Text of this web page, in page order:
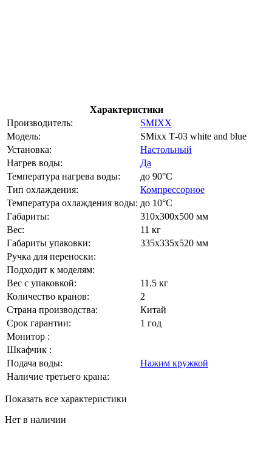
Характеристики
Производитель:
SMIXX
Модель:
SMixx Т-03 white and blue
Установка:
Настольный
Нагрев воды:
Да
Температура нагрева воды:
до 90°С
Тип охлаждения:
Компрессорное
Температура охлаждения воды: до 10°С
Габариты:
310х300х500 мм
Вес:
11 кг
Габариты упаковки:
335х335х520 мм
Ручка для переноски:
Подходит к моделям:
Вес с упаковкой:
11.5 кг
Количество кранов:
2
Страна производства:
Китай
Срок гарантии:
1 год
Монитор :
Шкафчик :
Подача воды:
Нажим кружкой
Наличие третьего крана:
Показать все характеристики
Нет в наличии